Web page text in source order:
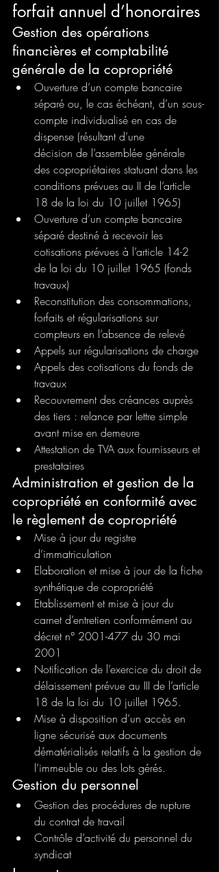
forfait annuel d’honoraires
Gestion des opérations
financières et comptabilité
générale de la copropriété
Ouverture d’un compte bancaire
séparé ou, le cas échéant, d’un sous-
compte individualisé en cas de
dispense (résultant d’une
décision de l’assemblée générale
des copropriétaires statuant dans les
conditions prévues au II de l’article
18 de la loi du 10 juillet 1965)
Ouverture d’un compte bancaire
séparé destiné à recevoir les
cotisations prévues à l’article 14-2
de la loi du 10 juillet 1965 (fonds
travaux)
Reconstitution des consommations,
forfaits et régularisations sur
compteurs en l’absence de relevé
Appels sur régularisations de charge
Appels des cotisations du fonds de
travaux
Recouvrement des créances auprès
des tiers : relance par lettre simple
avant mise en demeure
Attestation de TVA aux fournisseurs et
prestataires
Administration et gestion de la
copropriété en conformité avec
le règlement de copropriété
Mise à jour du registre
d’immatriculation
Elaboration et mise à jour de la fiche
synthétique de copropriété
Etablissement et mise à jour du
carnet d’entretien conformément au
décret n° 2001-477 du 30 mai
2001
Notification de l’exercice du droit de
délaissement prévue au III de l’article
18 de la loi du 10 juillet 1965.
Mise à disposition d’un accès en
ligne sécurisé aux documents
dématérialisés relatifs à la gestion de
l’immeuble ou des lots gérés.
Gestion du personnel
Gestion des procédures de rupture
du contrat de travail
Contrôle d’activité du personnel du
syndicat